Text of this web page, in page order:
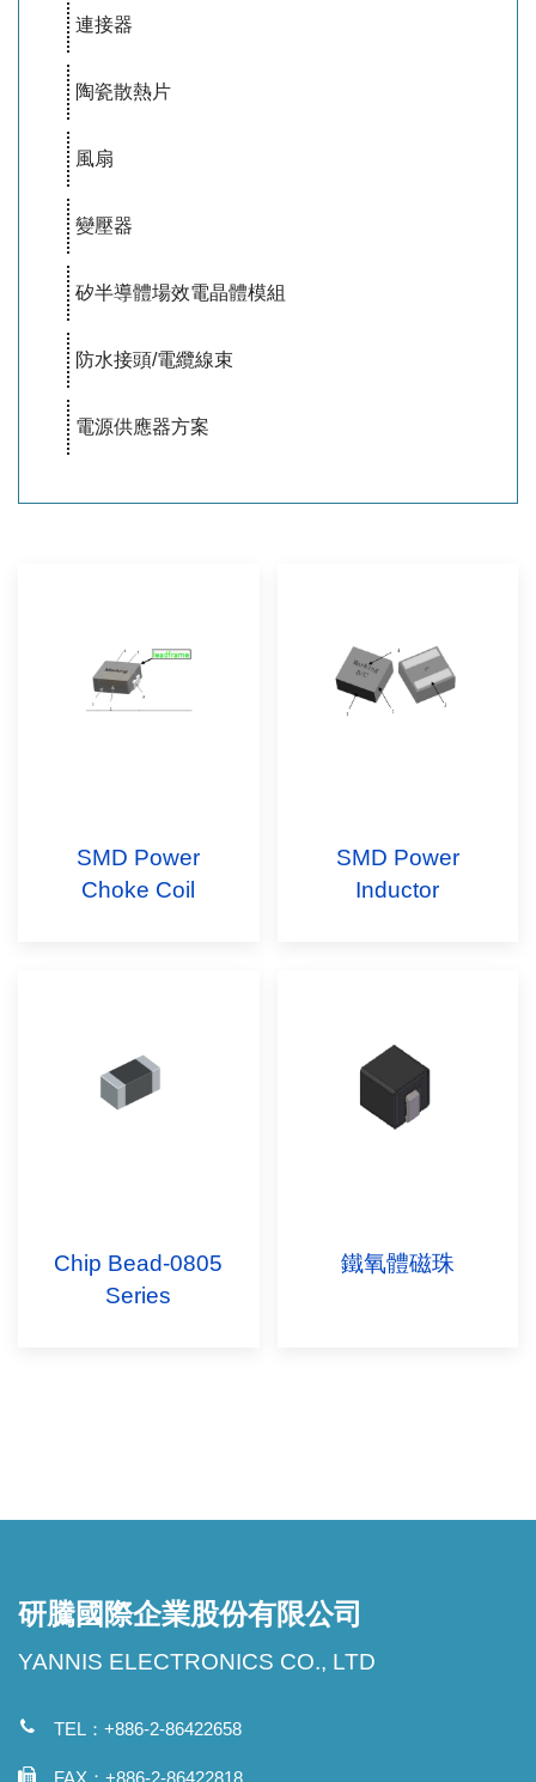
連接器
陶瓷散熱片
風扇
變壓器
矽半導體場效電晶體模組
防水接頭/電纜線束
電源供應器方案
SMD Power
Choke Coil
SMD Power
Inductor
Chip Bead-0805
Series
鐵氧體磁珠
研騰國際企業股份有限公司
YANNIS ELECTRONICS CO., LTD
TEL：+886-2-86422658
FAX：+886-2-86422818